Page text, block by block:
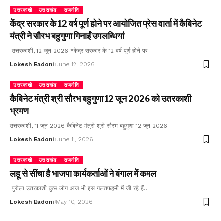
उत्तरकाशी उत्तराखंड राजनीति
केंद्र सरकार के 12 वर्ष पूर्ण होने पर आयोजित प्रेस वार्ता में कैबिनेट
मंत्री ने सौरभ बहुगुणा गिनाईं उपलब्धियां
उत्तरकाशी, 12 जून 2026 *केंद्र सरकार के 12 वर्ष पूर्ण होने पर…
Lokesh Badoni June 12, 2026
उत्तरकाशी उत्तराखंड राजनीति
कैबिनेट मंत्री श्री सौरभ बहुगुणा 12 जून 2026 को उतरकाशी
भ्रमण
उत्तरकाशी, 11 जून 2026 कैबिनेट मंत्री श्री सौरभ बहुगुणा 12 जून 2026…
Lokesh Badoni June 11, 2026
उत्तरकाशी उत्तराखंड राजनीति
लहू से सींचा है भाजपा कार्यकर्ताओं ने बंगाल में कमल
पुरोला उतरकाशी कुछ लोग आज भी इस गलतफहमी में जी रहे हैं…
Lokesh Badoni May 10, 2026